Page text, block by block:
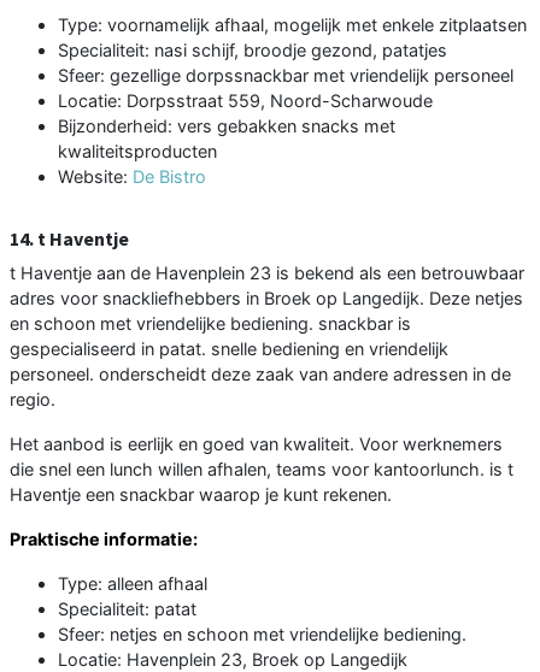
Type: voornamelijk afhaal, mogelijk met enkele zitplaatsen
Specialiteit: nasi schijf, broodje gezond, patatjes
Sfeer: gezellige dorpssnackbar met vriendelijk personeel
Locatie: Dorpsstraat 559, Noord-Scharwoude
Bijzonderheid: vers gebakken snacks met
kwaliteitsproducten
Website: De Bistro
14. t Haventje
t Haventje aan de Havenplein 23 is bekend als een betrouwbaar
adres voor snackliefhebbers in Broek op Langedijk. Deze netjes
en schoon met vriendelijke bediening. snackbar is
gespecialiseerd in patat. snelle bediening en vriendelijk
personeel. onderscheidt deze zaak van andere adressen in de
regio.
Het aanbod is eerlijk en goed van kwaliteit. Voor werknemers
die snel een lunch willen afhalen, teams voor kantoorlunch. is t
Haventje een snackbar waarop je kunt rekenen.
Praktische informatie:
Type: alleen afhaal
Specialiteit: patat
Sfeer: netjes en schoon met vriendelijke bediening.
Locatie: Havenplein 23, Broek op Langedijk